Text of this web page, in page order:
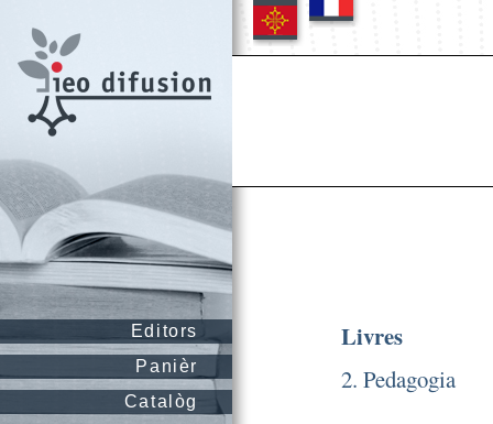
Editors
Panièr
Catalòg
Livres
2. Pedagogia